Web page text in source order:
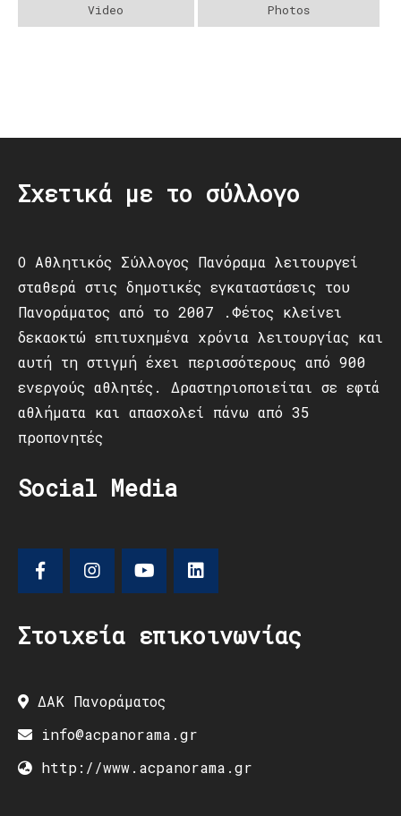
Video Photos
Σχετικά με το σύλλογο
Ο Αθλητικός Σύλλογος Πανόραμα λειτουργεί
σταθερά στις δημοτικές εγκαταστάσεις του
Πανοράματος από το 2007 .Φέτος κλείνει
δεκαοκτώ επιτυχημένα χρόνια λειτουργίας και
αυτή τη στιγμή έχει περισσότερους από 900
ενεργούς αθλητές. Δραστηριοποιείται σε εφτά
αθλήματα και απασχολεί πάνω από 35
προπονητές
Social Media
Στοιχεία επικοινωνίας
ΔΑΚ Πανοράματος
info@acpanorama.gr
http://www.acpanorama.gr